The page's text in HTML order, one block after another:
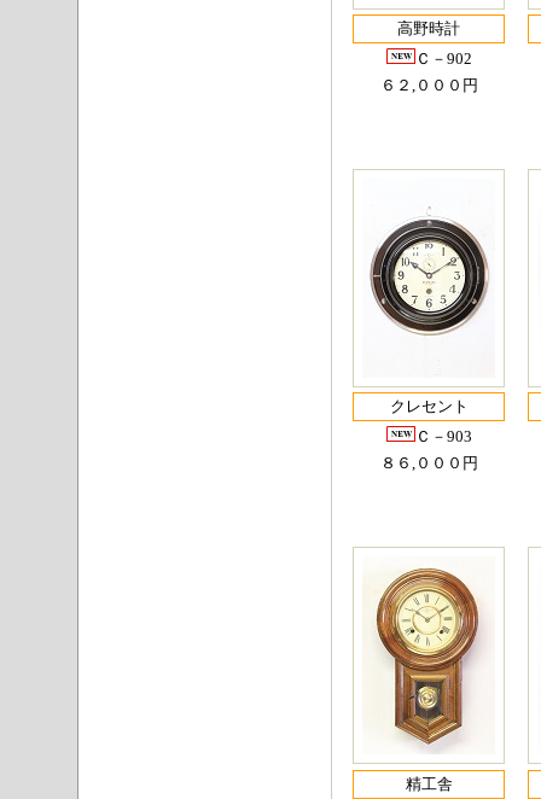
高野時計
Ｃ－902
６２,０００円
クレセント
Ｃ－903
８６,０００円
精工舎